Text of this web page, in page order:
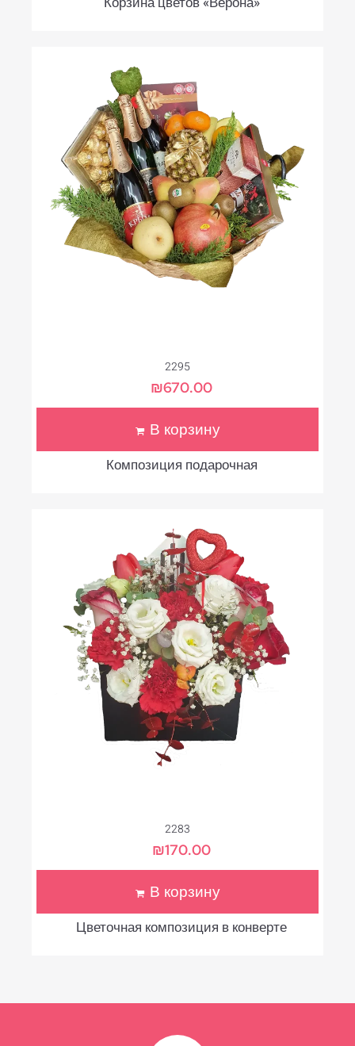
2295
Композиция подарочная
₪670.00
В корзину
2283
Цветочная композиция в конверте
₪170.00
В корзину